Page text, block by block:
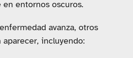
entornos oscuros.
avanza, otros
incluyendo: